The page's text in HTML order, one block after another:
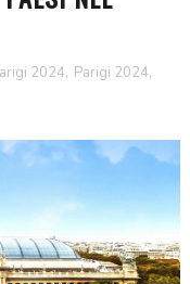
2024, Parigi 2024,